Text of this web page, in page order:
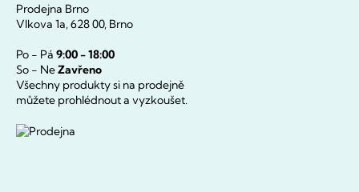
Prodejna Brno
Vlkova 1a, 628 00, Brno
Po - Pá 9:00 - 18:00
So - NeZavřeno
Všechny produkty si na prodejně
můžete prohlédnout a vyzkoušet.